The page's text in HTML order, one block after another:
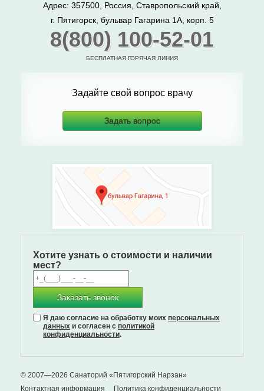
Задайте свой вопрос врачу
Задать вопрос
Адрес: 357500, Россия, Ставропольский край,
г. Пятигорск, бульвар Гагарина 1А, корп. 5
8(800) 100-52-01
БЕСПЛАТНАЯ ГОРЯЧАЯ ЛИНИЯ
Хотите узнать о стоимости и наличии
мест?
Заказать звонок
Я даю согласие на обработку моих персональных
данных и согласен с политикой
конфиденциальности.
© 2007—2026 Санаторий «Пятигорский Нарзан»
Контактная информация
Политика конфиденциальности